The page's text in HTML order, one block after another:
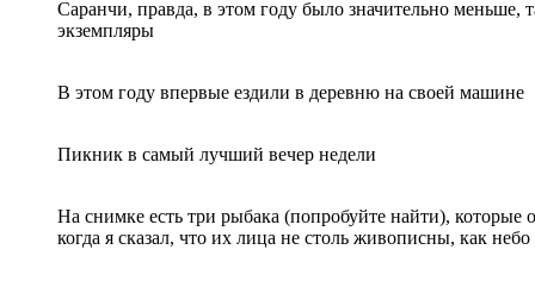
Саранчи, правда, в этом году было значительно меньше,
экземпляры
В этом году впервые ездили в деревню на своей машине
Пикник в самый лучший вечер недели
На снимке есть три рыбака (попробуйте найти), которые
когда я сказал, что их лица не столь живописны, как небо